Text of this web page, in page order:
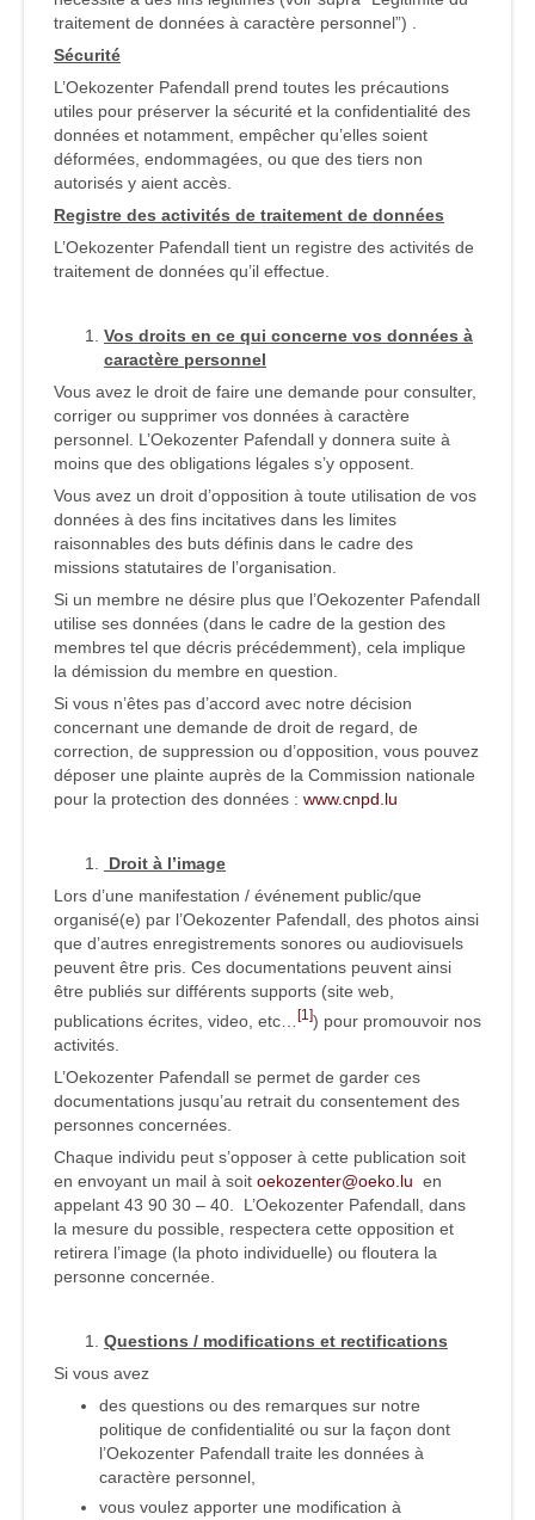
traitement de données à caractère personnel”) .
Sécurité
L’Oekozenter Pafendall prend toutes les précautions
utiles pour préserver la sécurité et la confidentialité des
données et notamment, empêcher qu’elles soient
déformées, endommagées, ou que des tiers non
autorisés y aient accès.
Registre des activités de traitement de données
L’Oekozenter Pafendall tient un registre des activités de
traitement de données qu’il effectue.
Vos droits en ce qui concerne vos données à
caractère personnel
Vous avez le droit de faire une demande pour consulter,
corriger ou supprimer vos données à caractère
personnel. L’Oekozenter Pafendall y donnera suite à
moins que des obligations légales s’y opposent.
Vous avez un droit d’opposition à toute utilisation de vos
données à des fins incitatives dans les limites
raisonnables des buts définis dans le cadre des
missions statutaires de l’organisation.
Si un membre ne désire plus que l’Oekozenter Pafendall
utilise ses données (dans le cadre de la gestion des
membres tel que décris précédemment), cela implique
la démission du membre en question.
Si vous n’êtes pas d’accord avec notre décision
concernant une demande de droit de regard, de
correction, de suppression ou d’opposition, vous pouvez
déposer une plainte auprès de la Commission nationale
pour la protection des données : www.cnpd.lu
Droit à l’image
Lors d’une manifestation / événement public/que
organisé(e) par l’Oekozenter Pafendall, des photos ainsi
que d’autres enregistrements sonores ou audiovisuels
peuvent être pris. Ces documentations peuvent ainsi
être publiés sur différents supports (site web,
publications écrites, video, etc…
[1]) pour promouvoir nos
activités.
L’Oekozenter Pafendall se permet de garder ces
documentations jusqu’au retrait du consentement des
personnes concernées.
Chaque individu peut s’opposer à cette publication soit
en envoyant un mail à soit oekozenter@oeko.lu en
appelant 43 90 30 – 40. L’Oekozenter Pafendall, dans
la mesure du possible, respectera cette opposition et
retirera l’image (la photo individuelle) ou floutera la
personne concernée.
Questions / modifications et rectifications
Si vous avez
des questions ou des remarques sur notre
politique de confidentialité ou sur la façon dont
l’Oekozenter Pafendall traite les données à
caractère personnel,
vous voulez apporter une modification à